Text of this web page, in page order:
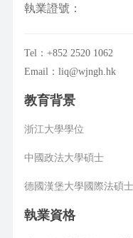
執業證號：
Tel：+852 2520 1062
Email：liq@wjngh.hk
教育背景
浙江大學學位
中國政法大學碩士
德國漢堡大學國際法碩
執業資格